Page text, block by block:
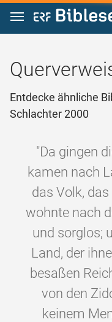
Zum Inhalt springen
Entdecke ähnliche
Schlachter 2000
"Da gingen
kamen nach
das Volk,
wohnte nach
und sorglos;
Land, der
besaßen
von den
keinem